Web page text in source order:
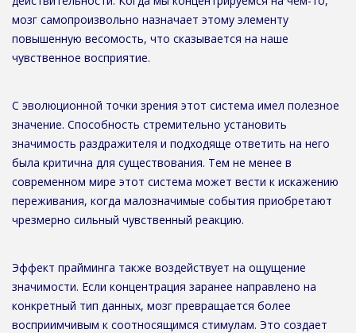
мозг самопроизвольно назначает этому элементу
повышенную весомость, что сказывается на наше
чувственное восприятие.
С эволюционной точки зрения этот система имел полезное
значение. Способность стремительно установить
значимость раздражителя и подходяще ответить на него
была критична для существования. Тем не менее в
современном мире этот система может вести к искажению
переживания, когда малозначимые события приобретают
чрезмерно сильный чувственный реакцию.
Эффект прайминга также воздействует на ощущение
значимости. Если концентрация заранее направлено на
конкретный тип данных, мозг превращается более
восприимчивым к соотносящимся стимулам. Это создает